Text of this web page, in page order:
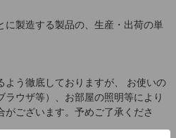
に製造する製品の、生産・出荷の単
よう徹底しておりますが、 お使いの
ウザ等）、お部屋の照明等により
ございます。予めご了承くださ